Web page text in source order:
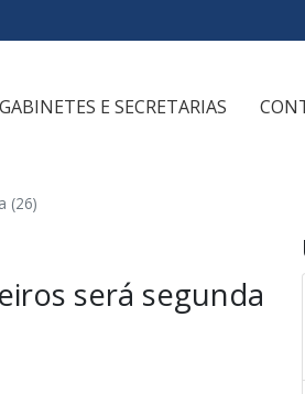
GABINETES E SECRETARIAS
(26)
será segunda